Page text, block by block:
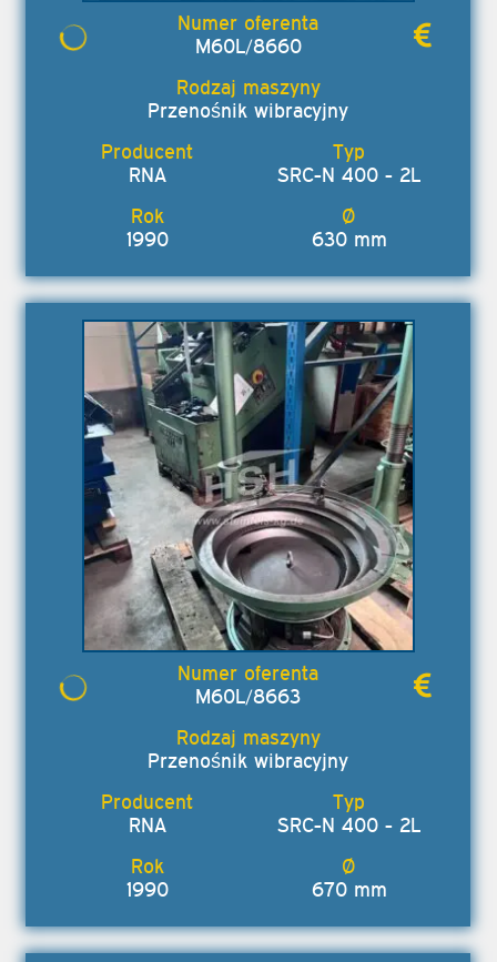
M60L/8660
Przenośnik wibracyjny
RNA SRC-N 400 - 2L
1990 630 mm
M60L/8663
Przenośnik wibracyjny
RNA SRC-N 400 - 2L
1990 670 mm